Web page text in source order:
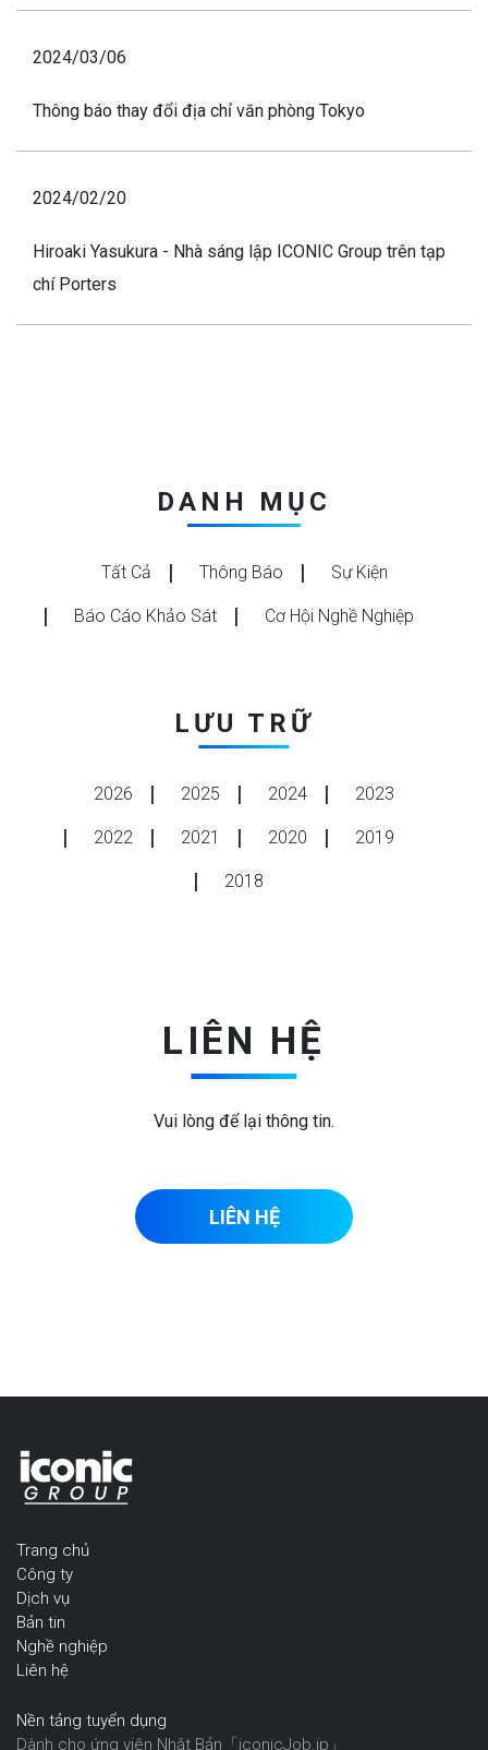
2024/03/06
Thông báo thay đổi địa chỉ văn phòng Tokyo
2024/02/20
Hiroaki Yasukura - Nhà sáng lập ICONIC Group trên tạp
chí Porters
DANH MỤC
Tất Cả Thông Báo Sự Kiện
Báo Cáo Khảo Sát Cơ Hội Nghề Nghiệp
LƯU TRỮ
2026 2025 2024 2023
2022 2021 2020 2019
2018
LIÊN HỆ
Vui lòng để lại thông tin.
LIÊN HỆ
Trang chủ
Công ty
Dịch vụ
Bản tin
Nghề nghiệp
Liên hệ
Nền tảng tuyển dụng
Dành cho ứng viên Nhật Bản「iconicJob.jp」